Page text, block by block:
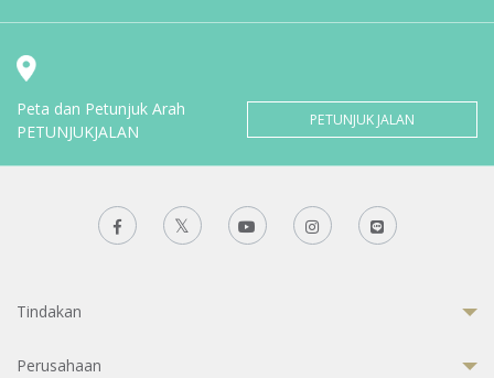
Peta dan Petunjuk Arah
PETUNJUKJALAN
PETUNJUK JALAN
Tindakan
Perusahaan